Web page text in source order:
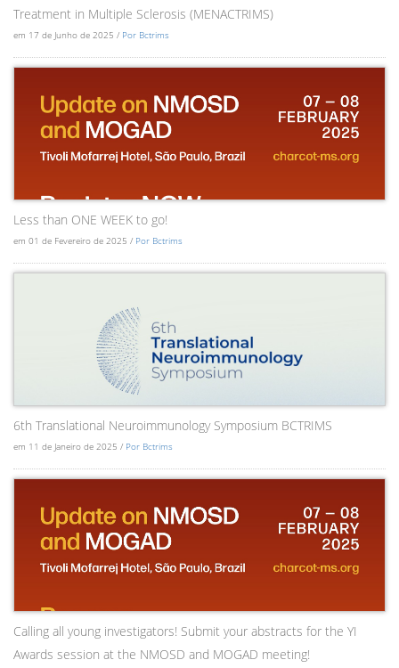
Treatment in Multiple Sclerosis (MENACTRIMS)
em 17 de Junho de 2025 / Por Bctrims
Less than ONE WEEK to go!
em 01 de Fevereiro de 2025 / Por Bctrims
6th Translational Neuroimmunology Symposium BCTRIMS
em 11 de Janeiro de 2025 / Por Bctrims
Calling all young investigators! Submit your abstracts for the YI
Awards session at the NMOSD and MOGAD meeting!